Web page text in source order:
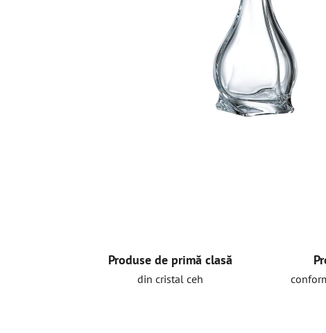
Produse de primă clasă
din cristal ceh